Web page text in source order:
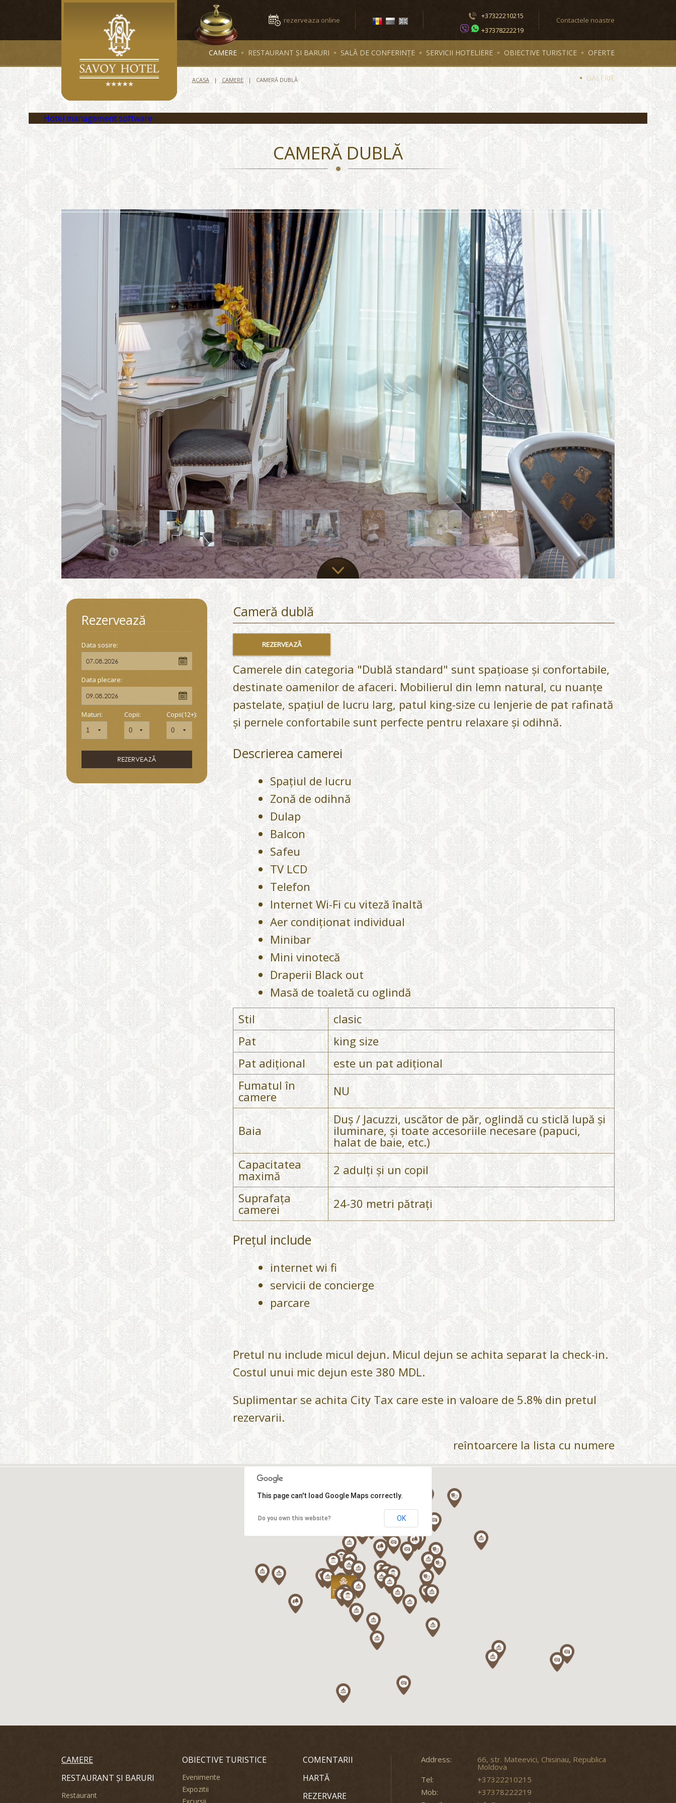
rezerveaza online
+37322210215
+37378222219
Contactele noastre
CAMERE RESTAURANT ȘI BARURI SALĂ DE CONFERINȚE SERVICII HOTELIERE OBIECTIVE TURISTICE OFERTE
GALERIE
ACASA CAMERE CAMERĂ DUBLĂ
Hotel management software
CAMERĂ DUBLĂ
Rezervează
Data sosire:
Data plecare:
Maturi: Copii: Copii(12+):
Cameră dublă
REZERVEAZĂ
Camerele din categoria "Dublă standard" sunt spațioase și confortabile,
destinate oamenilor de afaceri. Mobilierul din lemn natural, cu nuanțe
pastelate, spațiul de lucru larg, patul king-size cu lenjerie de pat rafinată
și pernele confortabile sunt perfecte pentru relaxare și odihnă.
Descrierea camerei
Spațiul de lucru
Zonă de odihnă
Dulap
Balcon
Safeu
TV LCD
Telefon
Internet Wi-Fi cu viteză înaltă
Aer condiționat individual
Minibar
Mini vinotecă
Draperii Black out
Masă de toaletă cu oglindă
Stil
clasic
Pat
king size
Pat adițional
este un pat adițional
Fumatul în
camere NU
Baia
Duș / Jacuzzi, uscător de păr, oglindă cu sticlă lupă și
iluminare, și toate accesoriile necesare (papuci,
halat de baie, etc.)
Capacitatea
maximă
2 adulți și un copil
Suprafața
camerei 24-30 metri pătrați
Prețul include
internet wi fi
servicii de concierge
parcare
Pretul nu include micul dejun. Micul dejun se achita separat la check-in.
Costul unui mic dejun este 380 MDL.
Suplimentar se achita City Tax care este in valoare de 5.8% din pretul
rezervarii.
reîntoarcere la lista cu numere
This page can't load Google Maps correctly.
Do you own this website? OK
CAMERE
RESTAURANT ȘI BARURI
Restaurant
OBIECTIVE TURISTICE
Evenimente
Expozitii
COMENTARII
HARTĂ
REZERVARE
Address: 66, str. Mateevici, Chisinau, Republica
Moldova
Tel:
+37322210215
Mob:
+37378222219